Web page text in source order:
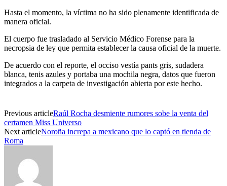
Hasta el momento, la víctima no ha sido plenamente identificada de
manera oficial.
El cuerpo fue trasladado al Servicio Médico Forense para la
necropsia de ley que permita establecer la causa oficial de la muerte.
De acuerdo con el reporte, el occiso vestía pants gris, sudadera
blanca, tenis azules y portaba una mochila negra, datos que fueron
integrados a la carpeta de investigación abierta por este hecho.
Previous articleRaúl Rocha desmiente rumores sobe la venta del
certamen Miss Universo
Next articleNoroña increpa a mexicano que lo captó en tienda de
Roma